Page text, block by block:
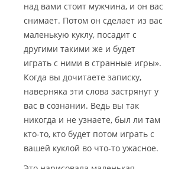
над вами стоит мужчина, и он вас
снимает. Потом он сделает из вас
маленькую куклу, посадит с
другими такими же и будет
играть с ними в странные игры».
Когда вы дочитаете записку,
наверняка эти слова застрянут у
вас в сознании. Ведь вы так
никогда и не узнаете, был ли там
кто-то, кто будет потом играть с
вашей куклой во что-то ужасное.